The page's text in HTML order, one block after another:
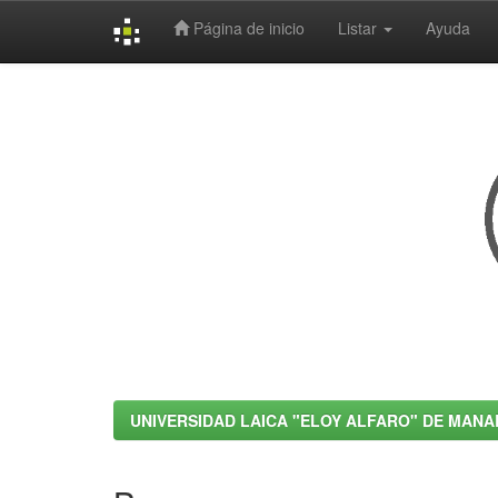
Página de inicio Listar Ayuda
UNIVERSIDAD LAICA "ELOY ALFARO" DE